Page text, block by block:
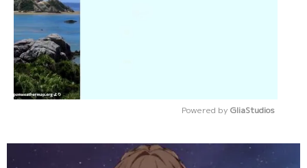
Powered by GliaStudios